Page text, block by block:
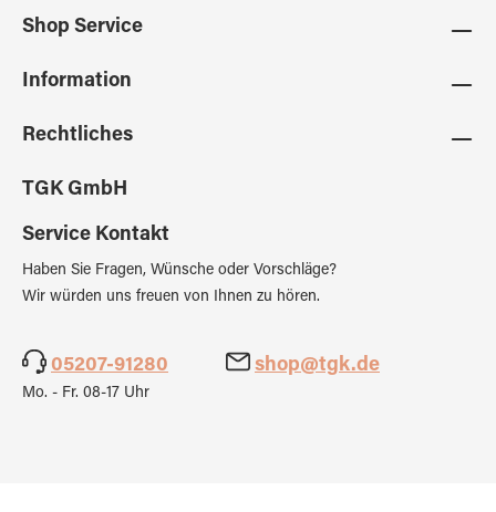
Shop Service
Information
Rechtliches
TGK GmbH
Service Kontakt
Haben Sie Fragen, Wünsche oder Vorschläge?
Wir würden uns freuen von Ihnen zu hören.
05207-91280 shop@tgk.de
Mo. - Fr. 08-17 Uhr